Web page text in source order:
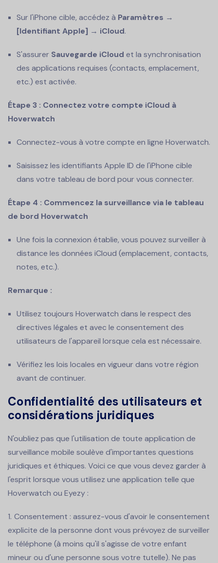
Sur l'iPhone cible, accédez à Paramètres →
[Identifiant Apple] → iCloud.
S'assurer Sauvegarde iCloud et la synchronisation
des applications requises (contacts, emplacement,
etc.) est activée.
Étape 3 : Connectez votre compte iCloud à
Hoverwatch
Connectez-vous à votre compte en ligne Hoverwatch.
Saisissez les identifiants Apple ID de l'iPhone cible
dans votre tableau de bord pour vous connecter.
Étape 4 : Commencez la surveillance via le tableau
de bord Hoverwatch
Une fois la connexion établie, vous pouvez surveiller à
distance les données iCloud (emplacement, contacts,
notes, etc.).
Remarque :
Utilisez toujours Hoverwatch dans le respect des
directives légales et avec le consentement des
utilisateurs de l'appareil lorsque cela est nécessaire.
Vérifiez les lois locales en vigueur dans votre région
avant de continuer.
Confidentialité des utilisateurs et
considérations juridiques
N'oubliez pas que l'utilisation de toute application de
surveillance mobile soulève d'importantes questions
juridiques et éthiques. Voici ce que vous devez garder à
l'esprit lorsque vous utilisez une application telle que
Hoverwatch ou Eyezy :
Consentement : assurez-vous d'avoir le consentement
explicite de la personne dont vous prévoyez de surveiller
le téléphone (à moins qu'il s'agisse de votre enfant
mineur ou d'une personne sous votre tutelle). Ne pas